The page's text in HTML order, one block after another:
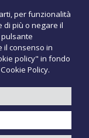
T
e
c
n
o
M
e
P
r
d
o
t
i
e
i
per funzionalità
di più o negare il
il consenso in
policy" in fondo
Policy.